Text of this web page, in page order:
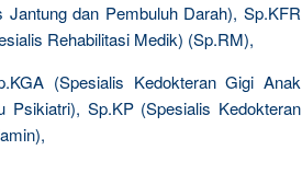
dan Pembuluh Darah), Sp.KFR
Rehabilitasi Medik) (Sp.RM),
(Spesialis Kedokteran Gigi Anak
Sp.KP (Spesialis Kedokteran